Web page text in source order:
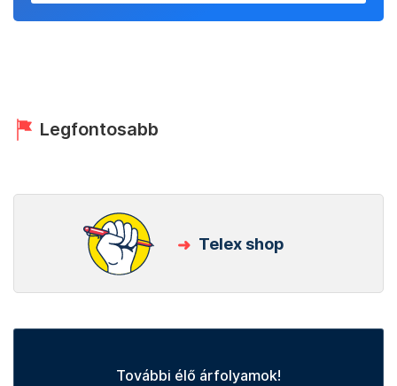
Legfontosabb
Telex shop
További élő árfolyamok!